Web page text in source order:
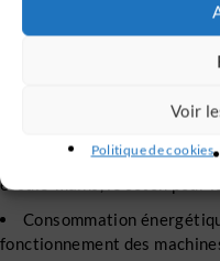
Voir
Politique de cookies
J’ai un sèche-
Production de déchets :
Besoin en matière
essuie-mains, le coton pour
Consommation
fonctionnement des